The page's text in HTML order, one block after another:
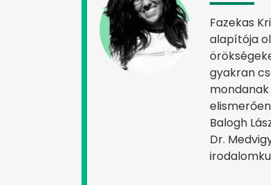
Fazekas
alapítója
gyakran
Balogh
Dr.